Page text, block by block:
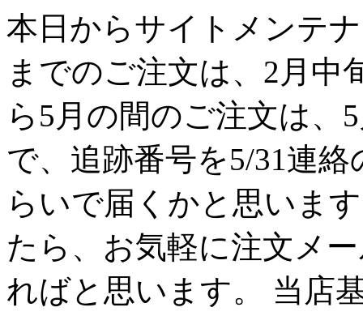
本日からサイトメンテ
までのご注文は、2月中
ら5月の間のご注文は、
で、追跡番号を5/31連
らいで届くかと思いま
たら、お気軽に注文メ
ればと思います。 当店